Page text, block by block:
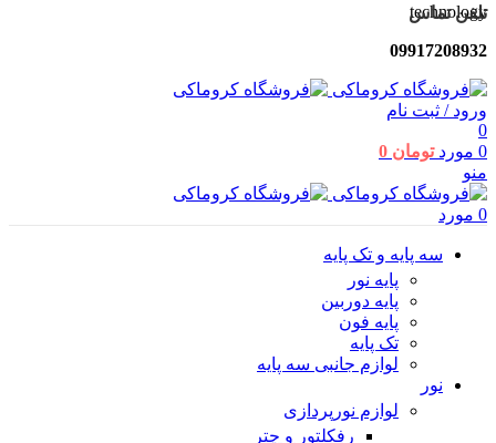
تلفن تماس
09917208932
ورود / ثبت نام
0
0 مورد تومان
منو
0 مورد
سه پایه و تک پایه
پایه نور
پایه دوربین
پایه فون
تک پایه
لوازم جانبی سه پایه
نور
لوازم نورپردازی
رفکلتور و چتر